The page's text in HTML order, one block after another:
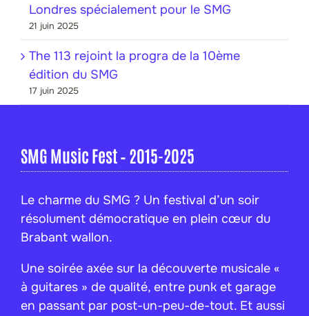
Londres spécialement pour le SMG
21 juin 2025
The 113 rejoint la progra de la 10ème
édition du SMG
17 juin 2025
SMG Music Fest – 2015-2025
Le charme du SMG ? Un festival d’un soir
résolument démocratique en plein cœur du
Brabant wallon.
Une soirée axée sur la découverte musicale «
à guitares » de qualité, entre punk et garage
en passant par post-un-peu-de-tout. Et aussi